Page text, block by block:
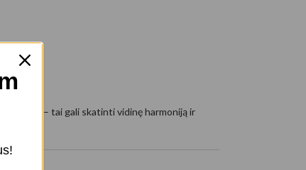
zonoje – tai gali skatinti vidinę harmoniją ir